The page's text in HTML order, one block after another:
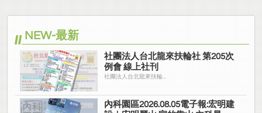
NEW-最新
社團法人台北龍來扶輪社 第205次
例會 線上社刊
社團法人台北龍來扶輪...
內科園區2026.08.05電子報:宏明建